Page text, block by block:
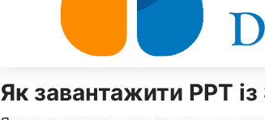
Як завантажити PPT